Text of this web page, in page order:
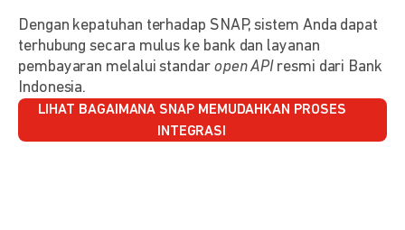
Dengan kepatuhan terhadap SNAP, sistem Anda dapat
terhubung secara mulus ke bank dan layanan
pembayaran melalui standar open APIresmi dari Bank
Indonesia.
LIHAT BAGAIMANA SNAP MEMUDAHKAN PROSES
INTEGRASI